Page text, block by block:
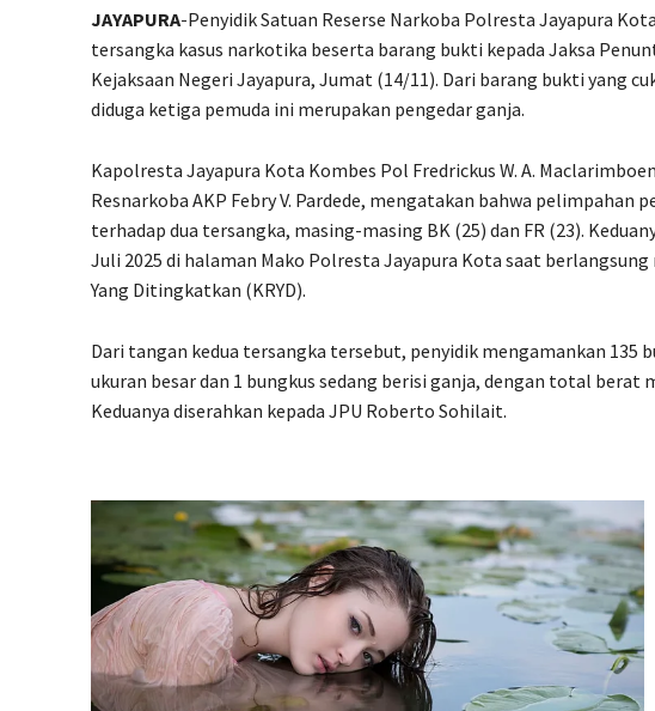
JAYAPURA-Penyidik Satuan Reserse Narkoba Polresta Jayapura
tersangka kasus narkotika beserta barang bukti kepada Jaksa
Kejaksaan Negeri Jayapura, Jumat (14/11). Dari barang bukti yang
diduga ketiga pemuda ini merupakan pengedar ganja.
Kapolresta Jayapura Kota Kombes Pol Fredrickus W. A.
Resnarkoba AKP Febry V. Pardede, mengatakan bahwa pelimpahan
terhadap dua tersangka, masing-masing BK (25) dan FR (23).
Juli 2025 di halaman Mako Polresta Jayapura Kota saat
Yang Ditingkatkan (KRYD).
Dari tangan kedua tersangka tersebut, penyidik mengamankan 135
ukuran besar dan 1 bungkus sedang berisi ganja, dengan total berat
Keduanya diserahkan kepada JPU Roberto Sohilait.